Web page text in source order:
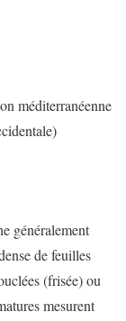
méditerranéenne
généralement
de feuilles
(frisée) ou
mesurent